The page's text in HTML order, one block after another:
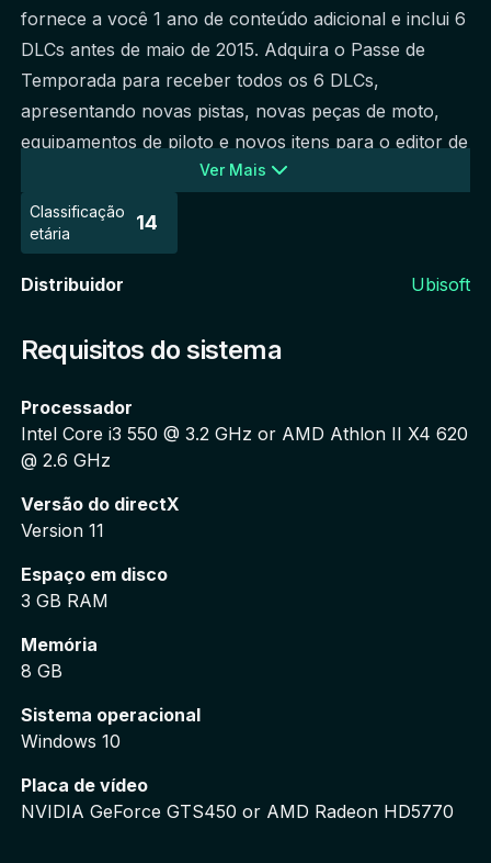
fornece a você 1 ano de conteúdo adicional e inclui 6
DLCs antes de maio de 2015. Adquira o Passe de
Temporada para receber todos os 6 DLCs,
apresentando novas pistas, novas peças de moto,
equipamentos de piloto e novos itens para o editor de
pistas, e cada DLC permitirá que você desfrute de um
novo Evento do Modo Carreira.
item exclusivo: o Traje de Risco Químico Crater
Trials Fusion e ganhe o respeito dos seus colegas
piloto.
não compre também os pacotes de DLC avulsos,
pois você será cobrado por eles.
Ver Mais
Classificação
etária
14
Distribuidor Ubisoft
Requisitos do sistema
Processador
Intel Core i3 550 @ 3.2 GHz or AMD Athlon II X4 620
@ 2.6 GHz
Versão do directX
Version 11
Espaço em disco
3 GB RAM
Memória
8 GB
Sistema operacional
Windows 10
Placa de vídeo
NVIDIA GeForce GTS450 or AMD Radeon HD5770